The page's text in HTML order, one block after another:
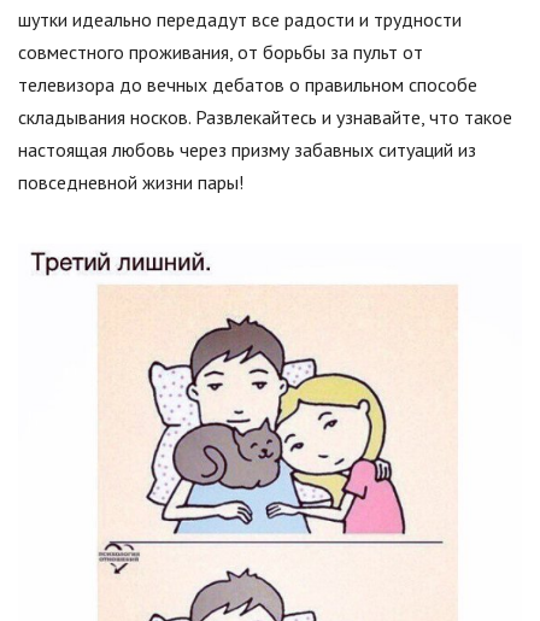
шутки идеально передадут все радости и трудности
совместного проживания, от борьбы за пульт от
телевизора до вечных дебатов о правильном способе
складывания носков. Развлекайтесь и узнавайте, что такое
настоящая любовь через призму забавных ситуаций из
повседневной жизни пары!